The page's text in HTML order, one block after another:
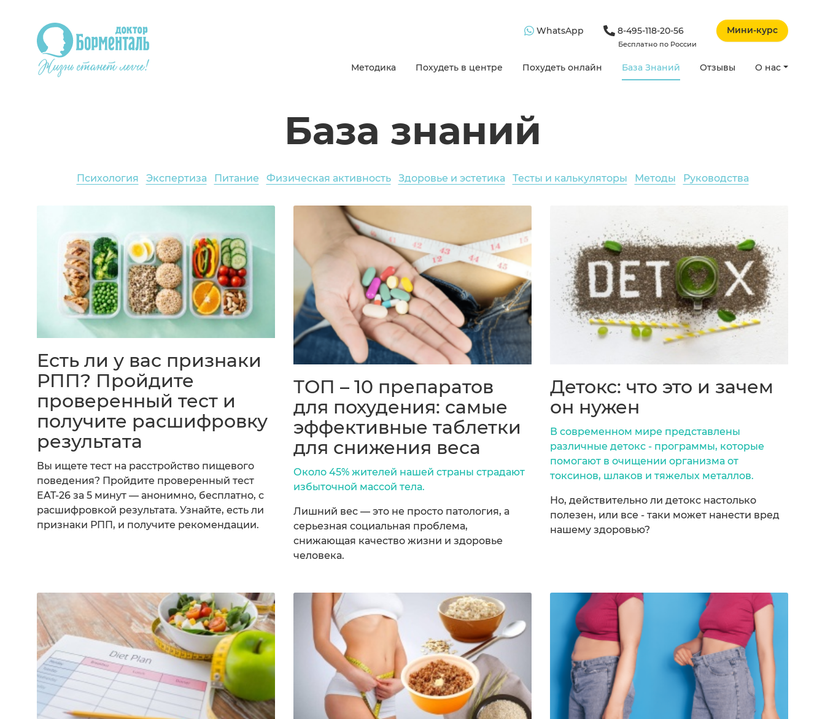
WhatsApp 8-495-118-20-56
Бесплатно по России
Мини-курс
Методика Похудеть в центре Похудеть онлайн База Знаний Отзывы О нас
База знаний
Психология Экспертиза Питание Физическая активность Здоровье и эстетика Тесты и калькуляторы Методы Руководства
Есть ли у вас признаки
РПП? Пройдите
проверенный тест и
получите расшифровку
результата
Вы ищете тест на расстройство пищевого
поведения? Пройдите проверенный тест
EAT-26 за 5 минут — анонимно, бесплатно, с
расшифровкой результата. Узнайте, есть ли
признаки РПП, и получите рекомендации.
ТОП – 10 препаратов
для похудения: самые
эффективные таблетки
для снижения веса
Около 45% жителей нашей страны страдают
избыточной массой тела.
Лишний вес — это не просто патология, а
серьезная социальная проблема,
снижающая качество жизни и здоровье
человека.
Детокс: что это и зачем
он нужен
В современном мире представлены
различные детокс - программы, которые
помогают в очищении организма от
токсинов, шлаков и тяжелых металлов.
Но, действительно ли детокс настолько
полезен, или все - таки может нанести вред
нашему здоровью?